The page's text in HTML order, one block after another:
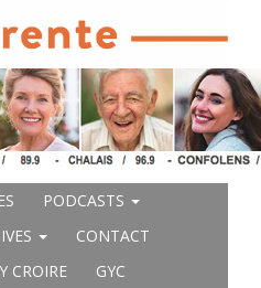
PODCASTS
CONTACT
CROIRE
GYC